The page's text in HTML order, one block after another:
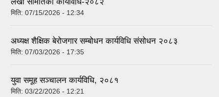
मिति: 07/15/2026 - 12:34
अध्यक्ष शैक्षिक बेरोजगार सम्बोधन कार्यविधि संसोधन २०८३
मिति: 07/03/2026 - 17:35
युवा समूह सञ्चालन कार्यविधि, २०८१
मिति: 03/22/2026 - 12:21